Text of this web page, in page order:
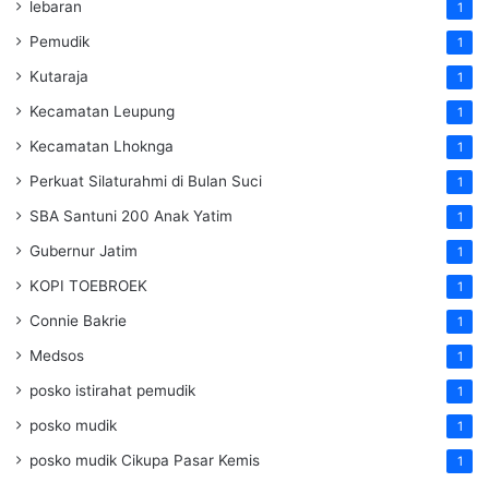
lebaran 1
Pemudik 1
Kutaraja 1
Kecamatan Leupung 1
Kecamatan Lhoknga 1
Perkuat Silaturahmi di Bulan Suci 1
SBA Santuni 200 Anak Yatim 1
Gubernur Jatim 1
KOPI TOEBROEK 1
Connie Bakrie 1
Medsos 1
posko istirahat pemudik 1
posko mudik 1
posko mudik Cikupa Pasar Kemis 1